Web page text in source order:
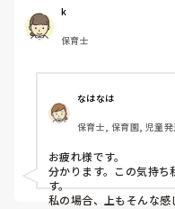
ょうか？
以前の園は、保育内容や
ます。出勤メンバーが気
の態度が違う（余裕がな
なる）またその逆もあ
笑う、上司や先輩の指
のにその場を離れ仲の
イベートの話）、挨拶が
不愉快になります。私の
のある職員）はとても優
たい放題です。子どもへ
いのか叱ってばかりです
いるので、後輩職員の前
方々は優しいのでいけな
k
保育士
なはなは
保育士, 保育園, 児童
お疲れ様です。
分かります。この気持
す。
私の場合、上もそんな感